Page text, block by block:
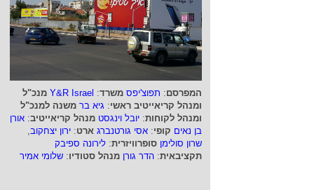
המפרסם: תפוצ'יפס משרד:
Y&R Israel מנכ"ל
ומנהל קריאייטיב ראשי: גיא בר משנה למנכ"ל
ומנהל לקוחות: יובל וינגסט מנהל קריאייטיב: אורן
בן נאים קופי: אסי גורטנברג ארט: ירון יצחקוב,
שרון סולימן סופרוויזרית: לירונה ספיבק
תקציבאית: הדר גורן מנהל סטודיו: שלומי אמיר